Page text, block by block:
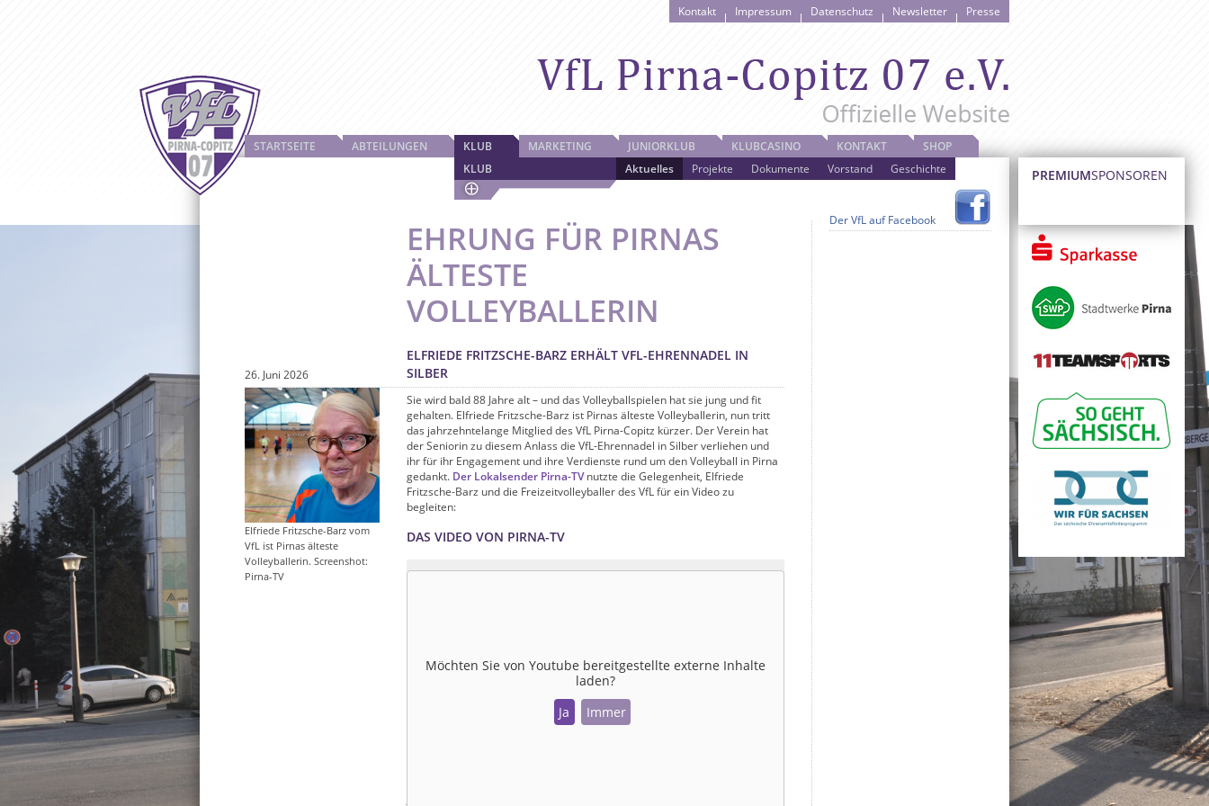
Kontakt Impressum Datenschutz Newsletter Presse
STARTSEITE ABTEILUNGEN
KLUB
KLUB
Aktuelles Projekte Dokumente Vorstand Geschichte
MARKETING JUNIORKLUB KLUBCASINO KONTAKT SHOP
Der VfL auf Facebook
PREMIUMSPONSOREN
EHRUNG FÜR PIRNAS
ÄLTESTE
VOLLEYBALLERIN
ELFRIEDE FRITZSCHE-BARZ ERHÄLT VFL-EHRENNADEL IN
SILBER
26. Juni 2026
Sie wird bald 88 Jahre alt – und das Volleyballspielen hat sie jung und fit
gehalten. Elfriede Fritzsche-Barz ist Pirnas älteste Volleyballerin, nun tritt
das jahrzehntelange Mitglied des VfL Pirna-Copitz kürzer. Der Verein hat
der Seniorin zu diesem Anlass die VfL-Ehrennadel in Silber verliehen und
ihr für ihr Engagement und ihre Verdienste rund um den Volleyball in Pirna
gedankt. Der Lokalsender Pirna-TVnutzte die Gelegenheit, Elfriede
Fritzsche-Barz und die Freizeitvolleyballer des VfL für ein Video zu
begleiten:
DAS VIDEO VON PIRNA-TV
Möchten Sie von Youtube bereitgestellte externe Inhalte
laden?
Ja
Immer
Elfriede Fritzsche-Barz vom
VfL ist Pirnas älteste
Volleyballerin. Screenshot:
Pirna-TV